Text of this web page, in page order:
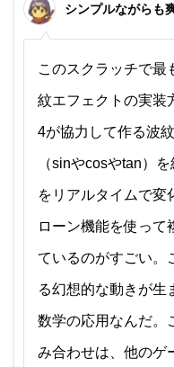
シンプルながらも
このスクラッチで最
紋エフェクトの実装
4が協力して作る波
（sinやcosやtan）
をリアルタイムで変
ローン機能を使って
ているのがすごい。
る幻想的な動きが生
数学の応用なんだ。
み合わせは、他のゲ